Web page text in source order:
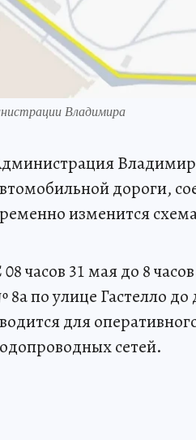
Владимира
дороги,
изменится
08 часов 31 мая до 8
8а по улице Гастелло
для
сетей.